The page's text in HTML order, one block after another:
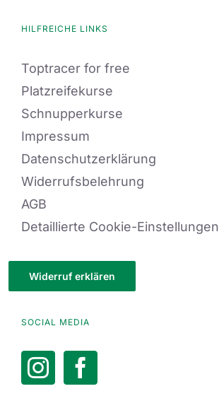
HILFREICHE LINKS
Toptracer for free
Platzreifekurse
Schnupperkurse
Impressum
Datenschutzerklärung
Widerrufsbelehrung
AGB
Detaillierte Cookie-Einstellungen
Widerruf erklären
SOCIAL MEDIA